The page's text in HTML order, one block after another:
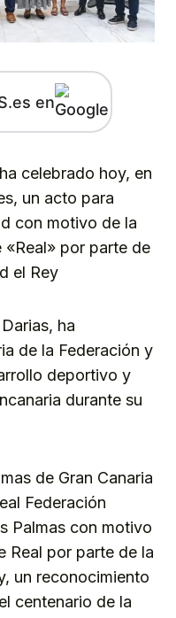
en
celebrado hoy, en
un acto para
con motivo de la
por parte de
el Rey
ha
de la Federación y
deportivo y
durante su
de Gran Canaria
Federación
Palmas con motivo
Real por parte de la
un reconocimiento
centenario de la